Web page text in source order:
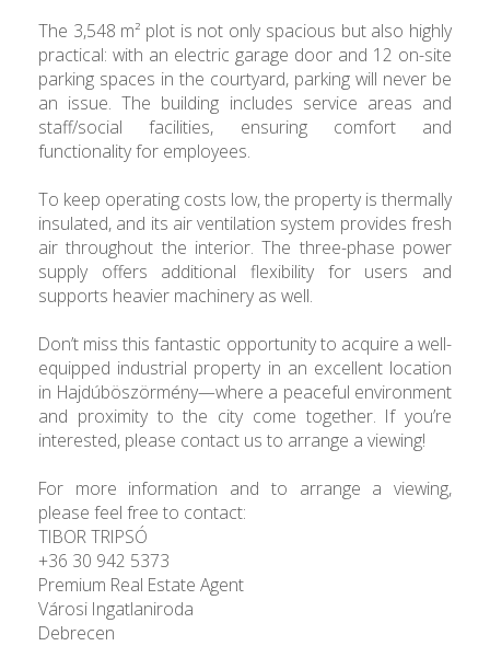
The 3,548 m² plot is not only spacious but also highly
practical: with an electric garage door and 12 on-site
parking spaces in the courtyard, parking will never be
an issue. The building includes service areas and
staff/social facilities, ensuring comfort and
functionality for employees.
To keep operating costs low, the property is thermally
insulated, and its air ventilation system provides fresh
air throughout the interior. The three-phase power
supply offers additional flexibility for users and
supports heavier machinery as well.
Don’t miss this fantastic opportunity to acquire a well-
equipped industrial property in an excellent location
in Hajdúböszörmény—where a peaceful environment
and proximity to the city come together. If you’re
interested, please contact us to arrange a viewing!
For more information and to arrange a viewing,
please feel free to contact:
TIBOR TRIPSÓ
+36 30 942 5373
Premium Real Estate Agent
Városi Ingatlaniroda
Debrecen